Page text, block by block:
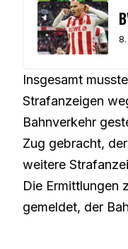
Insgesamt
Strafanzeigen
Bahnverkehr
Zug gebracht,
weitere
Die Ermittlungen
gemeldet, der